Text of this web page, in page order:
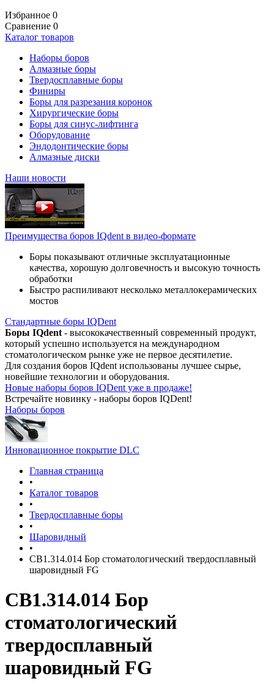
Избранное 0
Сравнение 0
Каталог товаров
Наборы боров
Алмазные боры
Твердосплавные боры
Финиры
Боры для разрезания коронок
Хирургические боры
Боры для синус-лифтинга
Оборудование
Эндодонтические боры
Алмазные диски
Наши новости
Преимущества боров IQdent в видео-формате
Боры показывают отличные эксплуатационные
качества, хорошую долговечность и высокую точность
обработки
Быстро распиливают несколько металлокерамических
мостов
Стандартные боры IQDent
Боры IQdent - высококачественный современный продукт,
который успешно используется на международном
стоматологическом рынке уже не первое десятилетие.
Для создания боров IQdent использованы лучшее сырье,
новейшие технологии и оборудования.
Новые наборы боров IQDent уже в продаже!
Встречайте новинку - наборы боров IQDent!
Наборы боров
Инновационное покрытие DLC
Главная страница
•
Каталог товаров
•
Твердосплавные боры
•
Шаровидный
•
CB1.314.014 Бор стоматологический твердосплавный
шаровидный FG
CB1.314.014 Бор
стоматологический
твердосплавный
шаровидный FG